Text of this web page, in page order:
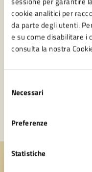
cookie analitici per
da parte degli utenti.
e su come disabilitare i
consulta la nostra
delNecessari
Preferenze
Statistiche
Attestazione circa la
dell’alloggio
Iscrizione
Straniero